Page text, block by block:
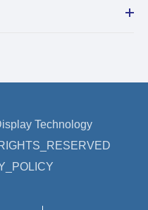
Technology